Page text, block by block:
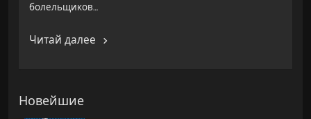
болельщиков…
Читай далее
Новейшие